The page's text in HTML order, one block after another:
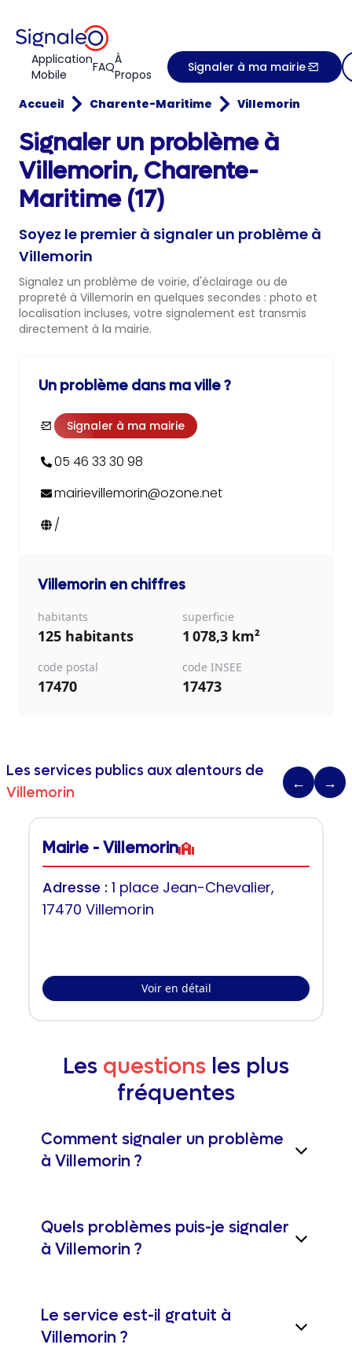
Application
Mobile
FAQÀ
Propos
Signaler à ma mairie
Accueil Charente-Maritime Villemorin
Signaler un problème à
Villemorin, Charente-
Maritime (17)
Soyez le premier à signaler un problème à
Villemorin
Signalez un problème de voirie, d'éclairage ou de
propreté à Villemorin en quelques secondes : photo et
localisation incluses, votre signalement est transmis
directement à la mairie.
Un problème dans ma ville ?
Signaler à ma mairie
05 46 33 30 98
mairievillemorin@ozone.net
/
Villemorin en chiffres
habitants
125 habitants
superficie
1 078,3 km²
code postal
17470
code INSEE
17473
Les services publics aux alentours de
Villemorin
← →
Mairie - Villemorin
Adresse : 1 place Jean-Chevalier,
17470 Villemorin
Voir en détail
Les questions les plus
fréquentes
Comment signaler un problème
à Villemorin ?
Quels problèmes puis-je signaler
à Villemorin ?
Le service est-il gratuit à
Villemorin ?